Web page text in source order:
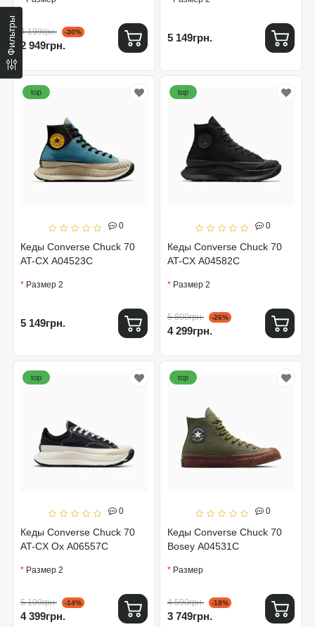
Фильтры 4 199грн. -30%
2 949грн.
5 149грн.
0
Кеды Converse Chuck 70
AT-CX A04523C
top
Размер 2
5 149грн.
0
Кеды Converse Chuck 70
AT-CX A04582C
top
Размер 2
5 800грн. -26%
4 299грн.
0
Кеды Converse Chuck 70
AT-CX Ox A06557C
top
Размер 2
5 100грн. -14%
4 399грн.
0
Кеды Converse Chuck 70
Bosey A04531C
top
Размер
4 590грн. -18%
3 749грн.